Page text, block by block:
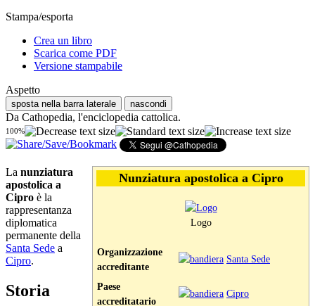
Stampa/esporta
Crea un libro
Scarica come PDF
Versione stampabile
Aspetto
sposta nella barra laterale nascondi
Da Cathopedia, l'enciclopedia cattolica.
100%
Nunziatura apostolica a Cipro
Logo
Organizzazione
accreditante
Santa Sede
Paese
accreditatario
Cipro
La nunziatura
apostolica a
Cipro è la
rappresentanza
diplomatica
permanente della
Santa Sede a
Cipro.
Storia